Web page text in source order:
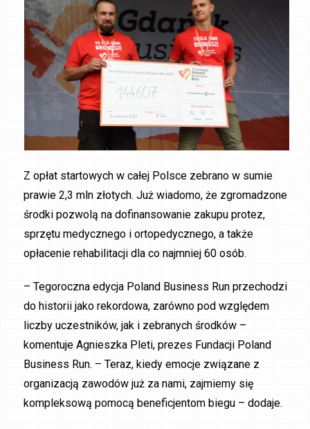
Z opłat startowych w całej Polsce zebrano w sumie
prawie 2,3 mln złotych. Już wiadomo, że zgromadzone
środki pozwolą na dofinansowanie zakupu protez,
sprzętu medycznego i ortopedycznego, a także
opłacenie rehabilitacji dla co najmniej 60 osób.
– Tegoroczna edycja Poland Business Run przechodzi
do historii jako rekordowa, zarówno pod względem
liczby uczestników, jak i zebranych środków –
komentuje Agnieszka Pleti, prezes Fundacji Poland
Business Run. – Teraz, kiedy emocje związane z
organizacją zawodów już za nami, zajmiemy się
kompleksową pomocą beneficjentom biegu – dodaje.